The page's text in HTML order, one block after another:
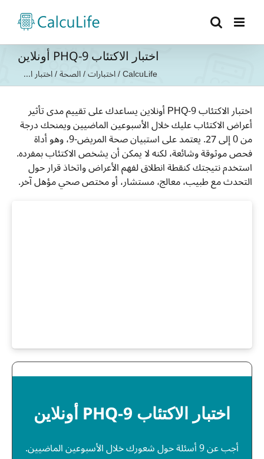
اختبار الاكتئاب PHQ-9 أونلاين
CalcuLife
/اختبارات/الصحة/اختبار ا...
اختبار الاكتئاب PHQ-9 أونلاين يساعدك على تقييم مدى تأثير
أعراض الاكتئاب عليك خلال الأسبوعين الماضيين ويمنحك درجة
من 0 إلى 27. يعتمد على استبيان صحة المريض-9، وهو أداة
فحص موثوقة وشائعة، لكنه لا يمكن أن يشخص الاكتئاب بمفرده.
استخدم نتيجتك كنقطة انطلاق لفهم الأعراض واتخاذ قرار حول
التحدث مع طبيب، معالج، مستشار، أو مختص صحي مؤهل آخر.
اختبار الاكتئاب PHQ-9 أونلاين
أجب عن 9 أسئلة حول شعورك خلال الأسبوعين الماضيين.